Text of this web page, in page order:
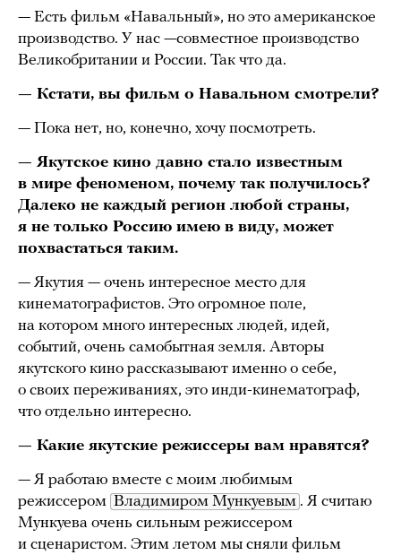
— Есть фильм «Навальный», но это американское
производство. У нас —совместное производство
Великобритании и России. Так что да.
— Кстати, вы фильм о Навальном смотрели?
— Пока нет, но, конечно, хочу посмотреть.
— Якутское кино давно стало известным
в мире феноменом, почему так получилось?
Далеко не каждый регион любой страны,
я не только Россию имею в виду, может
похвастаться таким.
— Якутия — очень интересное место для
кинематографистов. Это огромное поле,
на котором много интересных людей, идей,
событий, очень самобытная земля. Авторы
якутского кино рассказывают именно о себе,
о своих переживаниях, это инди-кинематограф,
что отдельно интересно.
— Какие якутские режиссеры вам нравятся?
— Я работаю вместе с моим любимым
режиссером Владимиром Мункуевым . Я считаю
Мункуева очень сильным режиссером
и сценаристом. Этим летом мы сняли фильм